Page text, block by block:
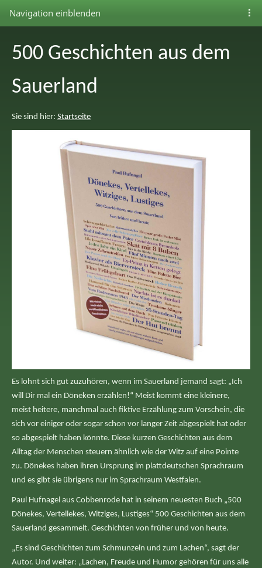
Navigation einblenden
500 Geschichten aus dem
Sauerland
Sie sind hier: Startseite
Es lohnt sich gut zuzuhören, wenn im Sauerland jemand sagt: „Ich
will Dir mal ein Döneken erzählen!“ Meist kommt eine kleinere,
meist heitere, manchmal auch fiktive Erzählung zum Vorschein, die
sich vor einiger oder sogar schon vor langer Zeit abgespielt hat oder
so abgespielt haben könnte. Diese kurzen Geschichten aus dem
Alltag der Menschen steuern ähnlich wie der Witz auf eine Pointe
zu. Dönekes haben ihren Ursprung im plattdeutschen Sprachraum
und es gibt sie übrigens nur im Sprachraum Westfalen.
Paul Hufnagel aus Cobbenrode hat in seinem neuesten Buch „500
Dönekes, Vertellekes, Witziges, Lustiges“ 500 Geschichten aus dem
Sauerland gesammelt. Geschichten von früher und von heute.
„Es sind Geschichten zum Schmunzeln und zum Lachen“, sagt der
Autor. Und weiter: „Lachen, Freude und Humor gehören für uns alle